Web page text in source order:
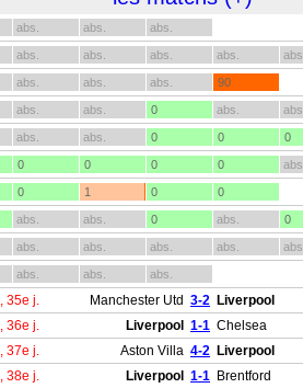
abs. abs. abs.
abs. abs. abs. abs.
abs. abs. abs. 90
abs. abs. 0 abs.
abs. abs. 0 0 0
0 0 0 0
0 1 0 0
abs. abs. 0 abs. 0
abs. abs. abs. abs.
abs. abs. abs.
35e j. Manchester Utd 3-2 Liverpool
36e j. Liverpool 1-1 Chelsea
37e j. Aston Villa 4-2 Liverpool
38e j. Liverpool 1-1 Brentford